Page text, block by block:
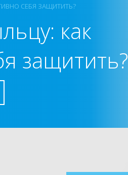
СЕБЯ ЗАЩИТИТЬ?
как
защитить?